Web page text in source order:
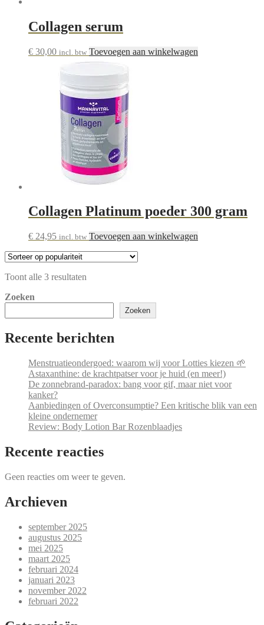
Collagen serum
€ 30,00 incl. btw Toevoegen aan winkelwagen
Collagen Platinum poeder 300 gram
€ 24,95 incl. btw Toevoegen aan winkelwagen
Toont alle 3 resultaten
Zoeken
Zoeken
Recente berichten
Menstruatieondergoed: waarom wij voor Lotties kiezen 🌱
Astaxanthine: de krachtpatser voor je huid (en meer!)
De zonnebrand-paradox: bang voor gif, maar niet voor
kanker?
Aanbiedingen of Overconsumptie? Een kritische blik van een
kleine ondernemer
Review: Body Lotion Bar Rozenblaadjes
Recente reacties
Geen reacties om weer te geven.
Archieven
september 2025
augustus 2025
mei 2025
maart 2025
februari 2024
januari 2023
november 2022
februari 2022